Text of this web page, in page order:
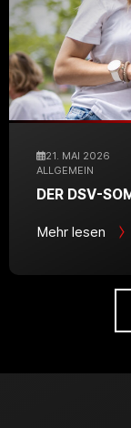
21. MAI 2026
ALLGEMEIN
DER DSV-
Mehr lesen